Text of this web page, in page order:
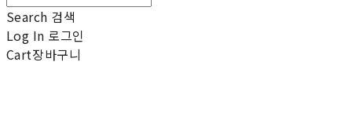
Search 검색
Log In 로그인
Cart장바구니